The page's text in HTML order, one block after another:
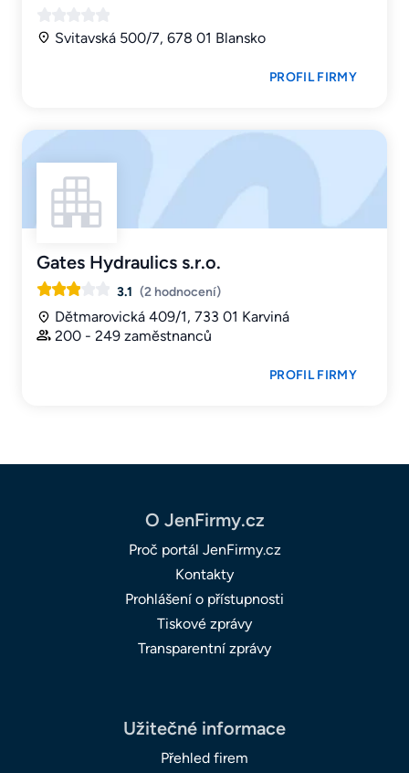
Svitavská 500/7, 678 01 Blansko
PROFIL FIRMY
Gates Hydraulics s.r.o.
3.1 (2 hodnocení)
Dětmarovická 409/1, 733 01 Karviná
200 - 249 zaměstnanců
PROFIL FIRMY
O JenFirmy.cz
Proč portál JenFirmy.cz
Kontakty
Prohlášení o přístupnosti
Tiskové zprávy
Transparentní zprávy
Užitečné informace
Přehled firem